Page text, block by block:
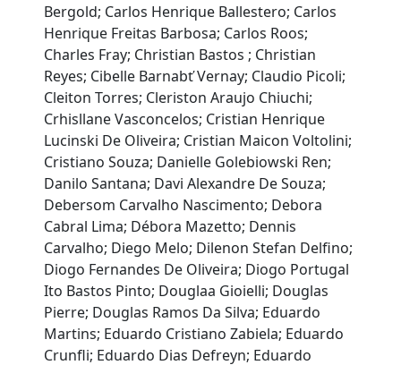
Bergold; Carlos Henrique Ballestero; Carlos
Henrique Freitas Barbosa; Carlos Roos;
Charles Fray; Christian Bastos ; Christian
Reyes; Cibelle Barnabť Vernay; Claudio Picoli;
Cleiton Torres; Cleriston Araujo Chiuchi;
Crhisllane Vasconcelos; Cristian Henrique
Lucinski De Oliveira; Cristian Maicon Voltolini;
Cristiano Souza; Danielle Golebiowski Ren;
Danilo Santana; Davi Alexandre De Souza;
Debersom Carvalho Nascimento; Debora
Cabral Lima; Débora Mazetto; Dennis
Carvalho; Diego Melo; Dilenon Stefan Delfino;
Diogo Fernandes De Oliveira; Diogo Portugal
Ito Bastos Pinto; Douglaa Gioielli; Douglas
Pierre; Douglas Ramos Da Silva; Eduardo
Martins; Eduardo Cristiano Zabiela; Eduardo
Crunfli; Eduardo Dias Defreyn; Eduardo